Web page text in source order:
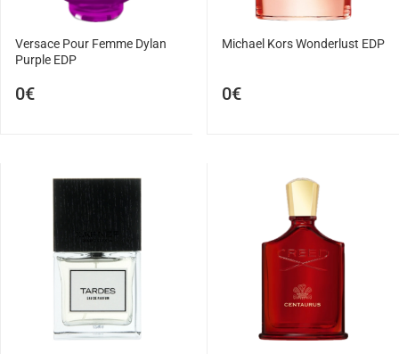
Versace Pour Femme Dylan
Purple EDP
0€
Michael Kors Wonderlust EDP
0€